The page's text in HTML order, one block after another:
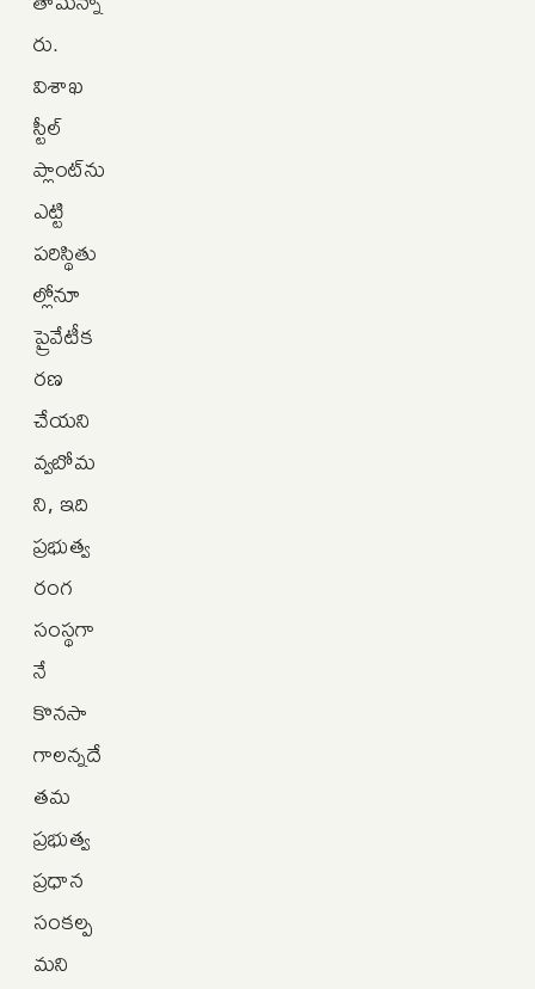
రు.
విశాఖ
స్టీల్‌
ప్లాంట్‌ను
ఎట్టి
పరిస్థితు
ల్లోనూ
ప్రైవేటీక
రణ
చేయని
వ్వబోమ
ని, ఇది
ప్రభుత్వ
రంగ
సంస్థగా
నే
కొనసా
గాలన్నదే
తమ
ప్రభుత్వ
ప్రధాన
సంకల్ప
మని